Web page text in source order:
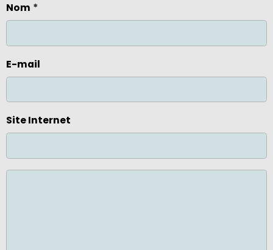
Nom
E-mail
Site Internet